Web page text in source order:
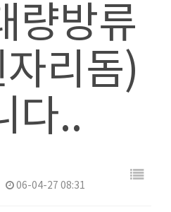
량방류
리돔)
다..
06-04-27 08:31